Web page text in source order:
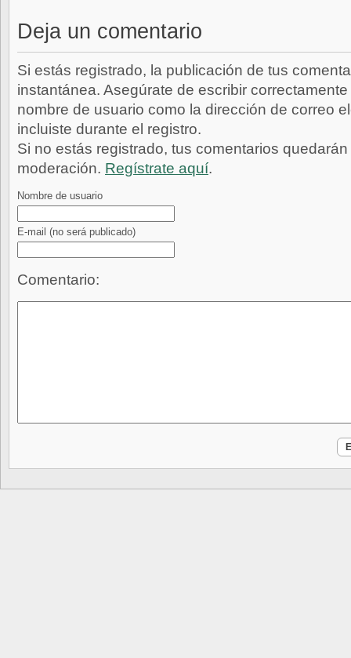
Deja un comentario
Si estás registrado, la publicación de tus
instantánea. Asegúrate de escribir
nombre de usuario como la dirección de correo
incluiste durante el registro.
Si no estás registrado, tus comentarios
moderación. Regístrate aquí.
Nombre de usuario
E-mail (no será publicado)
Comentario: